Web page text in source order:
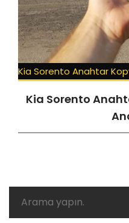
Kia Sorento Anahtar
Kia Sorento